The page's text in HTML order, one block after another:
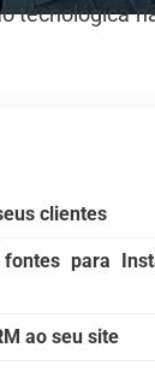
tecnológica
clientes
para
ao seu site